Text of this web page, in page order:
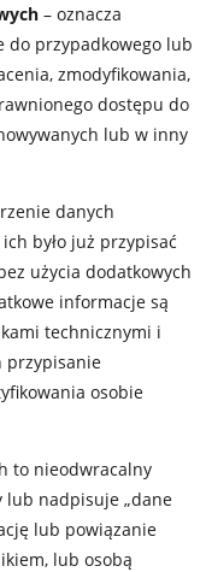
– oznacza
do przypadkowego lub
zmodyfikowania,
dostępu do
lub w inny
danych
było już przypisać
użycia dodatkowych
informacje są
technicznymi i
przypisanie
osobie
to nieodwracalny
lub nadpisuje „dane
lub powiązanie
lub osobą